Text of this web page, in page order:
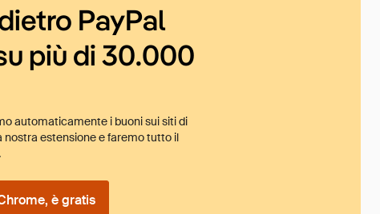
PayPal
più di 30.000
automaticamente i buoni sui siti di
nostra estensione e faremo tutto il
è gratis